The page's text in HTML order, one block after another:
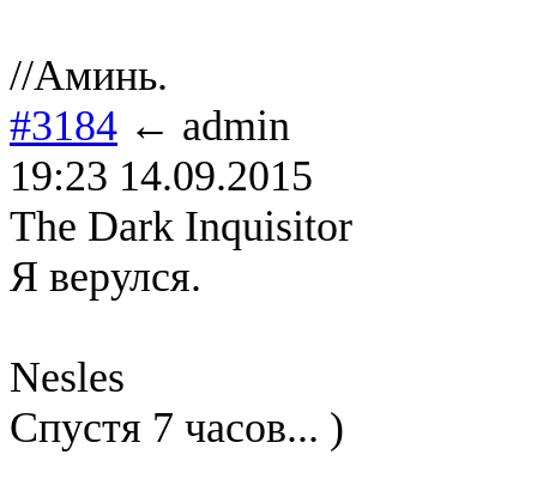
//Аминь.
#3184 ← admin
19:23 14.09.2015
The Dark Inquisitor
Я верулся.
Nesles
Спустя 7 часов... )